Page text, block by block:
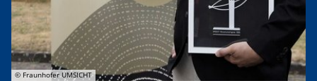
© Fraunhofer UMSICHT